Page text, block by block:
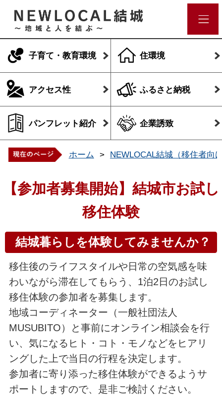
子育て・教育環境 住環境
アクセス性 ふるさと納税
パンフレット紹介 企業誘致
ホーム NEWLOCAL結城（移住者向
【参加者募集開始】結城市お試し
移住体験
結城暮らしを体験してみませんか？
移住後のライフスタイルや日常の空気感を味
わいながら滞在してもらう、1泊2日のお試し
移住体験の参加者を募集します。
地域コーディネーター（一般社団法人
MUSUBITO）と事前にオンライン相談会を行
い、気になるヒト・コト・モノなどをヒアリ
ングした上で当日の行程を決定します。
参加者に寄り添った移住体験ができるようサ
ポートしますので、是非ご検討ください。